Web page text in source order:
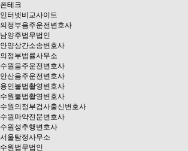
폰테크
인터넷비교사이트
의정부음주운전변호사
남양주법무법인
안양상간소송변호사
의정부법률사무소
수원음주운전변호사
안산음주운전변호사
용인불법촬영변호사
수원불법촬영변호사
수원의정부검사출신변호사
수원마약전문변호사
수원성추행변호사
서울탐정사무소
수원법무법인